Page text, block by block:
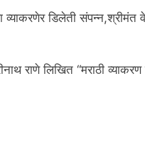
डिलेती
राणे लिखित “मराठी